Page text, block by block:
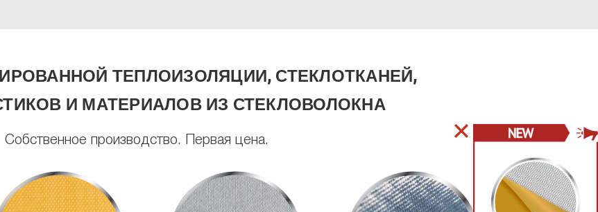
ТЕПЛОИЗОЛЯЦИИ, СТЕКЛОТКАНЕЙ,
И МАТЕРИАЛОВ ИЗ СТЕКЛОВОЛОКНА
Собственное производство. Первая цена.